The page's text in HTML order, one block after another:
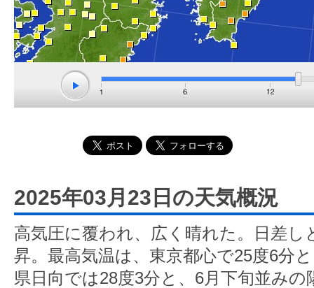
2025年03月23日の天気概況
高気圧に覆われ、広く晴れた。日差し
昇。最高気温は、東京都心で25度6分
県日向では28度3分と、6月下旬並み